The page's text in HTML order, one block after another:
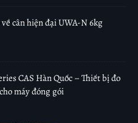
cân hiện đại UWA-N 6kg
CAS Hàn Quốc – Thiết bị đo
máy đóng gói